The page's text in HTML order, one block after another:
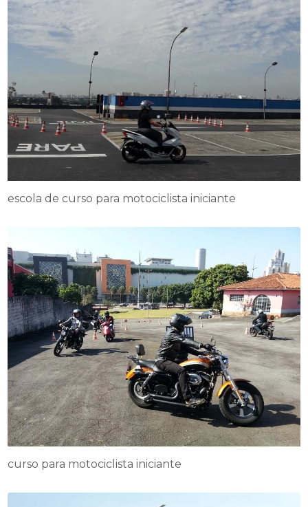
escola de curso para motociclista iniciante
curso para motociclista iniciante